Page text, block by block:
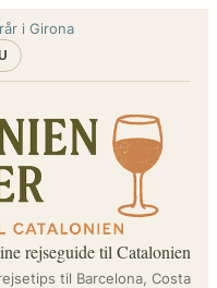
i Girona
rejseguide til Catalonien
til Barcelona, Costa